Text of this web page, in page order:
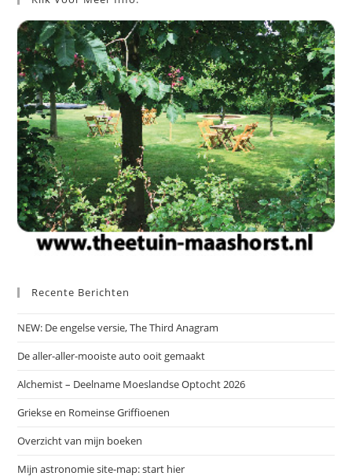
Recente Berichten
NEW: De engelse versie, The Third Anagram
De aller-aller-mooiste auto ooit gemaakt
Alchemist – Deelname Moeslandse Optocht 2026
Griekse en Romeinse Griffioenen
Overzicht van mijn boeken
Mijn astronomie site-map: start hier